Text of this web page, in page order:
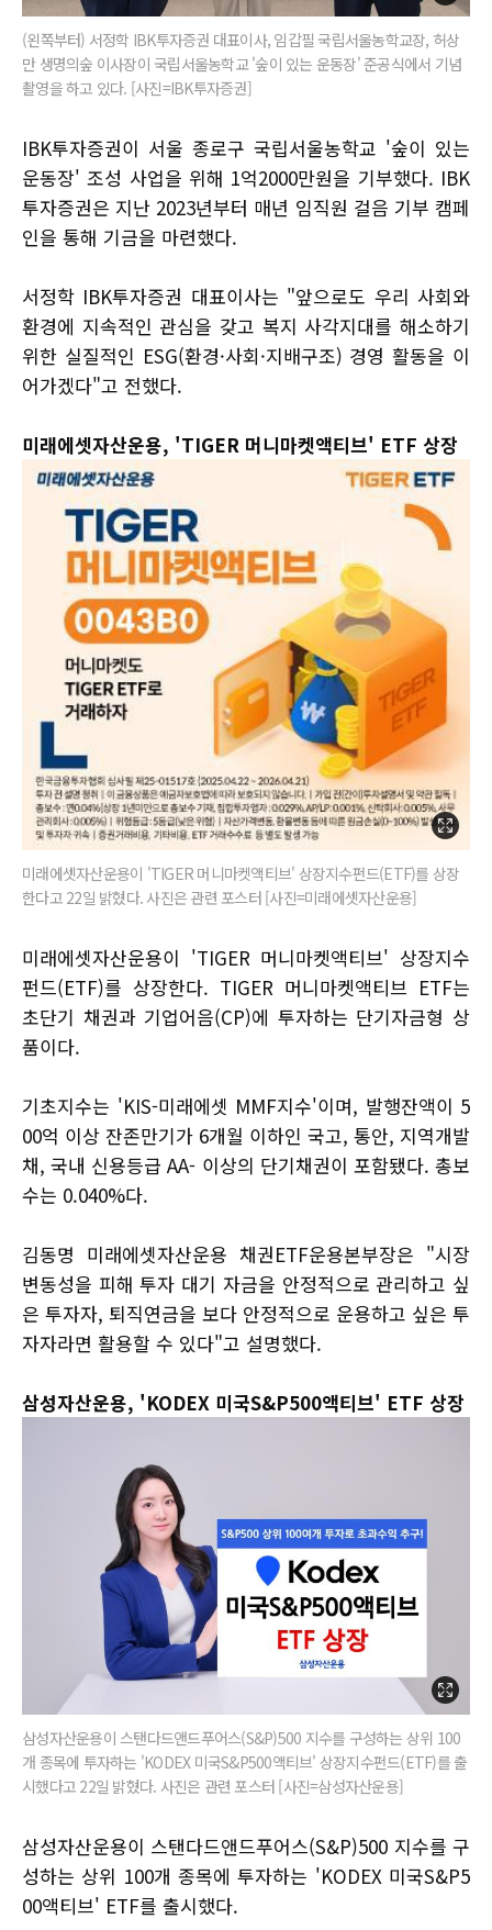
(왼쪽부터) 서정학 IBK투자증권 대표이사, 임갑필 국립서울농학교장, 허상
만 생명의숲 이사장이 국립서울농학교 '숲이 있는 운동장' 준공식에서 기념
촬영을 하고 있다. [사진=IBK투자증권]
IBK투자증권이 서울 종로구 국립서울농학교 '숲이 있는
운동장' 조성 사업을 위해 1억2000만원을 기부했다. IBK
투자증권은 지난 2023년부터 매년 임직원 걸음 기부 캠페
인을 통해 기금을 마련했다.
서정학 IBK투자증권 대표이사는 "앞으로도 우리 사회와
환경에 지속적인 관심을 갖고 복지 사각지대를 해소하기
위한 실질적인 ESG(환경·사회·지배구조) 경영 활동을 이
어가겠다"고 전했다.
미래에셋자산운용, 'TIGER 머니마켓액티브' ETF 상장
미래에셋자산운용이 'TIGER 머니마켓액티브' 상장지수펀드(ETF)를 상장
한다고 22일 밝혔다. 사진은 관련 포스터 [사진=미래에셋자산운용]
미래에셋자산운용이 'TIGER 머니마켓액티브' 상장지수
펀드(ETF)를 상장한다. TIGER 머니마켓액티브 ETF는
초단기 채권과 기업어음(CP)에 투자하는 단기자금형 상
품이다.
기초지수는 'KIS-미래에셋 MMF지수'이며, 발행잔액이 5
00억 이상 잔존만기가 6개월 이하인 국고, 통안, 지역개발
채, 국내 신용등급 AA- 이상의 단기채권이 포함됐다. 총보
수는 0.040%다.
김동명 미래에셋자산운용 채권ETF운용본부장은 "시장
변동성을 피해 투자 대기 자금을 안정적으로 관리하고 싶
은 투자자, 퇴직연금을 보다 안정적으로 운용하고 싶은 투
자자라면 활용할 수 있다"고 설명했다.
삼성자산운용, 'KODEX 미국S&P500액티브' ETF 상장
삼성자산운용이 스탠다드앤드푸어스(S&P)500 지수를 구성하는 상위 100
개 종목에 투자하는 'KODEX 미국S&P500액티브' 상장지수펀드(ETF)를 출
시했다고 22일 밝혔다. 사진은 관련 포스터 [사진=삼성자산운용]
삼성자산운용이 스탠다드앤드푸어스(S&P)500 지수를 구
성하는 상위 100개 종목에 투자하는 'KODEX 미국S&P5
00액티브' ETF를 출시했다.